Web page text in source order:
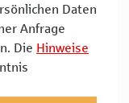
Daten
Anfrage
Die Hinweise